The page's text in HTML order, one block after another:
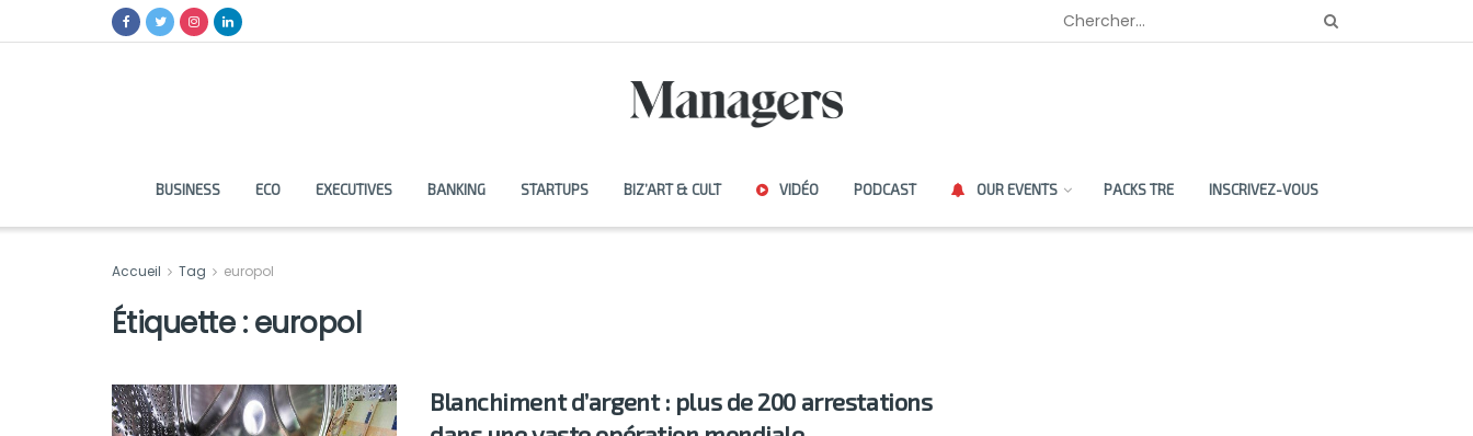
BUSINESS ECO EXECUTIVES BANKING STARTUPS BIZ’ART & CULT VIDÉO PODCAST OUR EVENTS PACKS TRE INSCRIVEZ-VOUS
Accueil Tag europol
Étiquette :europol
Blanchiment d’argent : plus de 200 arrestations